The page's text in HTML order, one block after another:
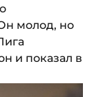
молод, но
и показал в